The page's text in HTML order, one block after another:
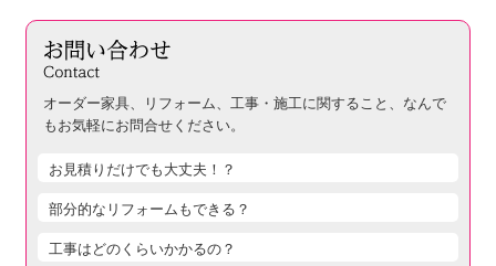
オーダー家具、リフォーム、工事・施工に関すること、 なんで
もお気軽にお問合せください。
お見積りだけでも大丈夫！？
部分的なリフォームもできる？
工事はどのくらいかかるの？